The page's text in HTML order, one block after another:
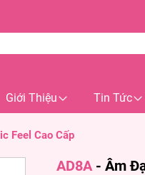
Giới Thiệu Tin Tức
Feel Cao Cấp
AD8A - Âm